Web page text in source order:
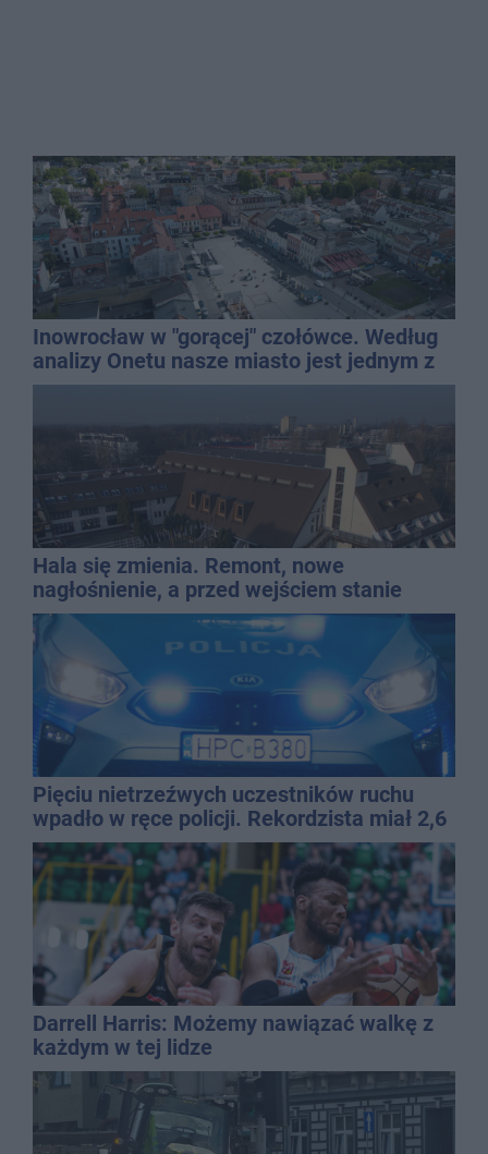
Inowrocław w "gorącej" czołówce. Według
analizy Onetu nasze miasto jest jednym z
najbardziej narażonych na upały
Hala się zmienia. Remont, nowe
nagłośnienie, a przed wejściem stanie
QEMETICA ARENA
Pięciu nietrzeźwych uczestników ruchu
wpadło w ręce policji. Rekordzista miał 2,6
promila
Darrell Harris: Możemy nawiązać walkę z
każdym w tej lidze